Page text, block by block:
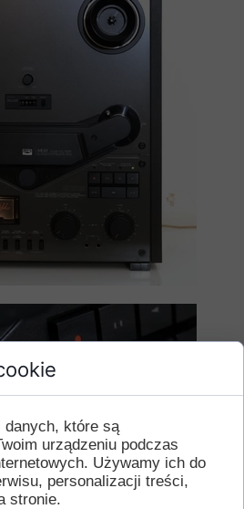
danych, które są
urządzeniu podczas
Używamy ich do
personalizacji treści,
stronie.